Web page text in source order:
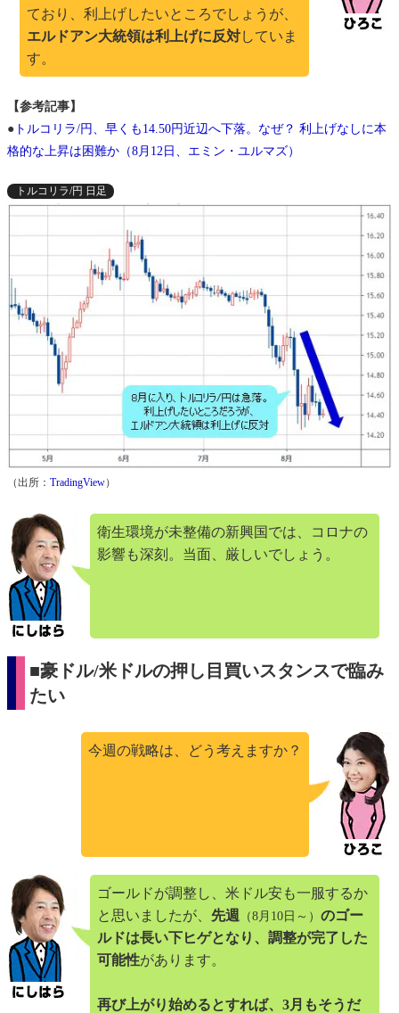
ており、利上げしたいところでしょうが、
エルドアン大統領は利上げに反対していま
す。
【参考記事】
● トルコリラ/円、早くも14.50円近辺へ下落。なぜ？ 利上げなしに本
格的な上昇は困難か（8月12日、エミン・ユルマズ）
トルコリラ/円 日足
（出所： TradingView）
衛生環境が未整備の新興国では、コロナの
影響も深刻。当面、厳しいでしょう。
■豪ドル/米ドルの押し目買いスタンスで臨み
たい
今週の戦略は、どう考えますか？
ゴールドが調整し、米ドル安も一服するか
と思いましたが、 先週 （8月10日～） のゴー
ルドは長い下ヒゲとなり、調整が完了した
可能性があります。
再び上がり始めるとすれば、3月もそうだ